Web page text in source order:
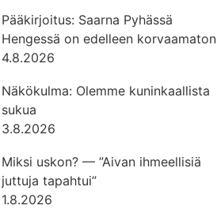
Pääkirjoitus: Saarna Pyhässä
Hengessä on edelleen korvaamaton
4.8.2026
Näkökulma: Olemme kuninkaallista
sukua
3.8.2026
Miksi uskon? — ”Aivan ihmeellisiä
juttuja tapahtui”
1.8.2026